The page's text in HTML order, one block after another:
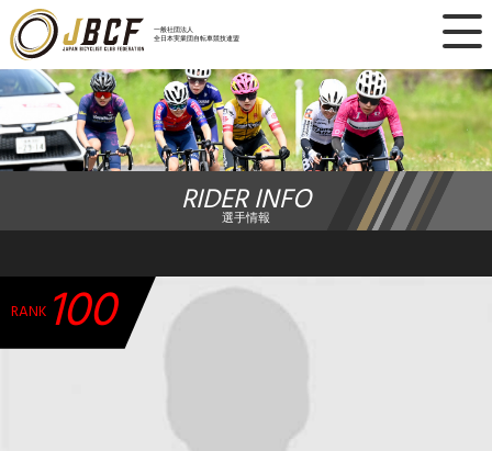
一般社団法人
全日本実業団自転車競技連盟
×
ニュース
レース日程
ランキング
チーム・選手
加盟・登録
RIDER INFO
選手情報
RANK 100